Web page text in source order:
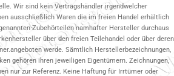
Wir sind kein Vertragshändler irgendwelcher
ausschließlich Waren die im freien Handel erhältlich
Zubehörteilen namhafter Hersteller durchaus
über den freien Teilehandel oder über deren
werde. Sämtlich Herstellerbezeichnungen,
gehören ihren jeweiligen Eigentümern. Zeichnungen,
nur zur Referenz. Keine Haftung für Irrtümer oder